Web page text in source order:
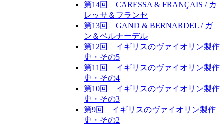
第14回 CARESSA & FRANÇAIS / カ
レッサ＆フランセ
第13回 GAND & BERNARDEL / ガ
ン＆ベルナーデル
第12回 イギリスのヴァイオリン製作
史・その5
第11回 イギリスのヴァイオリン製作
史・その4
第10回 イギリスのヴァイオリン製作
史・その3
第9回 イギリスのヴァイオリン製作
史・その2